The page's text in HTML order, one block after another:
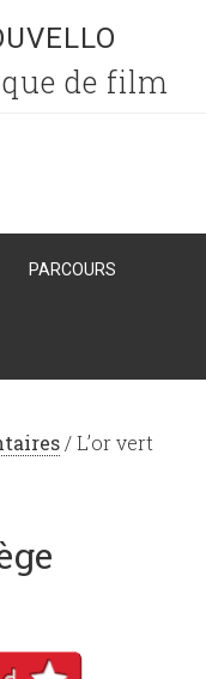
de film
PARCOURS
/L’or vert